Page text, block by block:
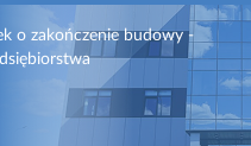
o zakończenie budowy -